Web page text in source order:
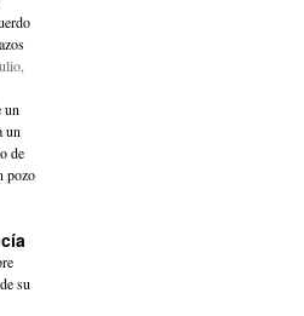
un
un
de
pozo
su